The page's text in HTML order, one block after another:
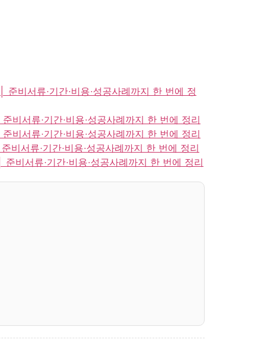
비서류·기간·비용·성공사례까지 한 번에 정
비서류·기간·비용·성공사례까지 한 번에 정리
비서류·기간·비용·성공사례까지 한 번에 정리
서류·기간·비용·성공사례까지 한 번에 정리
비서류·기간·비용·성공사례까지 한 번에 정리